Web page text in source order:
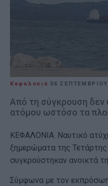
Κεφαλονιά 06
Από τη σύγκρουση δεν
ατόμου ωστόσο τα
ΚΕΦΑΛΟΝΙΑ. Ναυτικό
ξημερώματα της
συγκρούστηκαν ανοικτά
Σύμφωνα με τον